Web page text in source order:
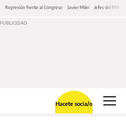
Represión frente al Congreso Javier Milei Jefes del PAMI
Hacete socia/o